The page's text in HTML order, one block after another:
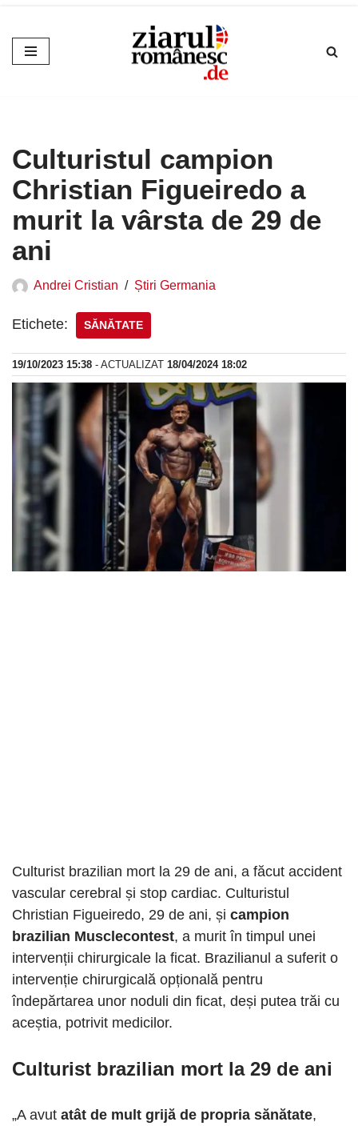
Sari
la
Culturistul campion
Christian Figueiredo a
murit la vârsta de 29 de
ani
Andrei Cristian Știri Germania
Etichete: SĂNĂTATE
19/10/2023 15:38 - ACTUALIZAT 18/04/2024 18:02
Culturist brazilian mort la 29 de ani, a făcut accident
vascular cerebral și stop cardiac. Culturistul
Christian Figueiredo, 29 de ani, și campion
brazilian Musclecontest, a murit în timpul unei
intervenții chirurgicale la ficat. Brazilianul a suferit o
intervenție chirurgicală opțională pentru
îndepărtarea unor noduli din ficat, deși putea trăi cu
aceștia, potrivit medicilor.
Culturist brazilian mort la 29 de ani
„A avut atât de mult grijă de propria sănătate,